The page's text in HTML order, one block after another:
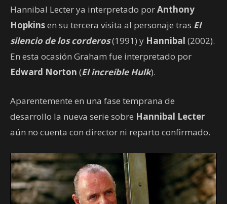
Hannibal Lecter ya interpretado porAnthony
Hopkinsen su tercera visita al personaje tras El
silencio de los corderos(1991) y Hannibal (2002).
En esta ocasión Graham fue interpretado por
Edward Norton (El increíble Hulk).
Aparentemente en una fase temprana de
desarrollo la nueva serie sobre Hannibal Lecter
aún no cuenta con director ni reparto confirmado.